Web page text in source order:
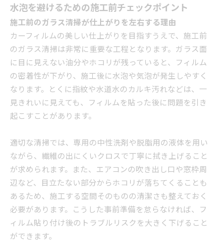
水泡を避けるための施工前チェックポイント
施工前のガラス清掃が仕上がりを左右する理由
カーフィルムの美しい仕上がりを目指すうえで、施工前
のガラス清掃は非常に重要な工程となります。ガラス面
に目に見えない油分やホコリが残っていると、フィルム
の密着性が下がり、施工後に水泡や気泡が発生しやすく
なります。とくに指紋や水道水のカルキ汚れなどは、一
見きれいに見えても、フィルムを貼った後に問題を引き
起こすことがあります。
適切な清掃では、専用の中性洗剤や脱脂用の液体を用い
ながら、繊維の出にくいクロスで丁寧に拭き上げること
が求められます。また、エアコンの吹き出し口や窓枠周
辺など、目立たない部分からホコリが落ちてくることも
あるため、施工する空間そのものの清潔さも整えておく
必要があります。こうした事前準備を怠らなければ、フ
ィルム貼り付け後のトラブルリスクを大きく下げること
ができます。